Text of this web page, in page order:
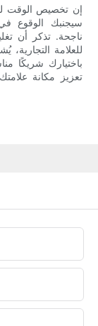
إن تخصيص الوقت
سيجنبك الوقوع
ناجحة. تذكر أن
للعلامة
باختيارك شريكًا
تعزيز مكانة